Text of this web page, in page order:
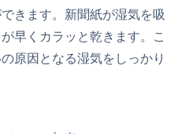
きます。新聞紙が湿気を吸
早くカラッと乾きます。こ
原因となる湿気をしっかり